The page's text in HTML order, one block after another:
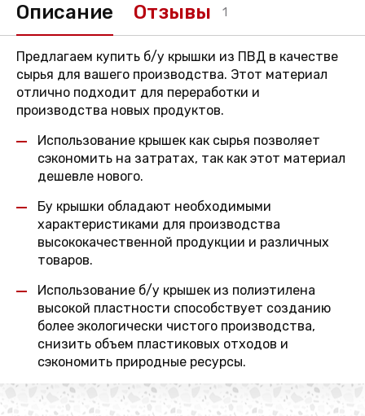
Описание Отзывы 1
Предлагаем купить б/у крышки из ПВД в качестве
сырья для вашего производства. Этот материал
отлично подходит для переработки и
производства новых продуктов.
Использование крышек как сырья позволяет
сэкономить на затратах, так как этот материал
дешевле нового.
Бу крышки обладают необходимыми
характеристиками для производства
высококачественной продукции и различных
товаров.
Использование б/у крышек из полиэтилена
высокой пластности способствует созданию
более экологически чистого производства,
снизить объем пластиковых отходов и
сэкономить природные ресурсы.